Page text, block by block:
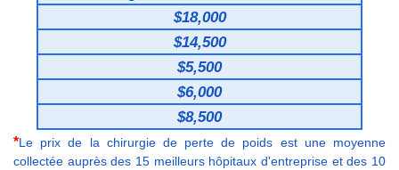
$18,000
$14,500
$5,500
$6,000
$8,500
*Le prix de la chirurgie de perte de poids est une moyenne
collectée auprès des 15 meilleurs hôpitaux d'entreprise et des 10